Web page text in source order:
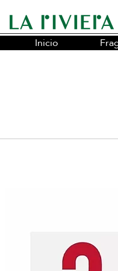
Somos la cadena líder en
Inicio